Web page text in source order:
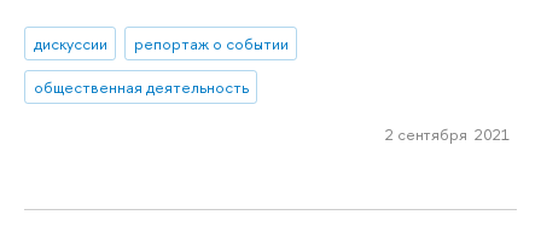
дискуссии
репортаж о событии
общественная деятельность
2 сентября 2021